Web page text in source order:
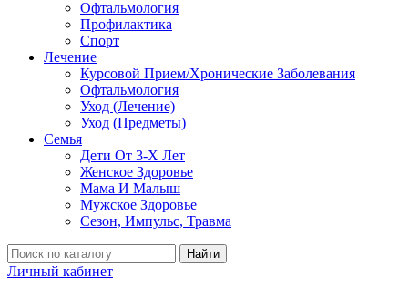
Офтальмология
Профилактика
Спорт
Лечение
Курсовой Прием/Хронические Заболевания
Офтальмология
Уход (Лечение)
Уход (Предметы)
Семья
Дети От 3-Х Лет
Женское Здоровье
Мама И Малыш
Мужское Здоровье
Сезон, Импульс, Травма
Найти
Личный кабинет